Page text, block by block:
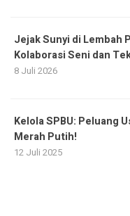
Jejak Sunyi di Lembah
Kolaborasi Seni dan
8 Juli 2026
Kelola SPBU: Peluang
Merah Putih!
12 Juli 2025